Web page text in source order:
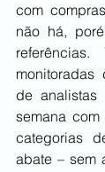
com
não há,
de analistas
semana
categorias
abate – sem